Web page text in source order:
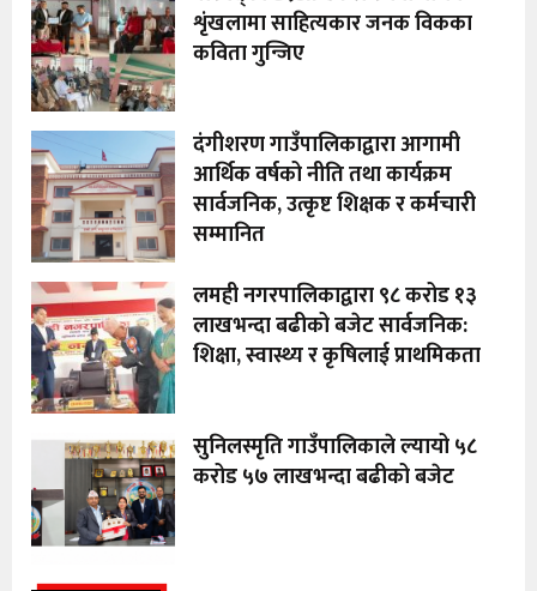
शृंखलामा साहित्यकार जनक विकका
कविता गुन्जिए
दंगीशरण गाउँपालिकाद्वारा आगामी
आर्थिक वर्षको नीति तथा कार्यक्रम
सार्वजनिक, उत्कृष्ट शिक्षक र कर्मचारी
सम्मानित
लमही नगरपालिकाद्वारा ९८ करोड १३
लाखभन्दा बढीको बजेट सार्वजनिक:
शिक्षा, स्वास्थ्य र कृषिलाई प्राथमिकता
सुनिलस्मृति गाउँपालिकाले ल्यायो ५८
करोड ५७ लाखभन्दा बढीको बजेट